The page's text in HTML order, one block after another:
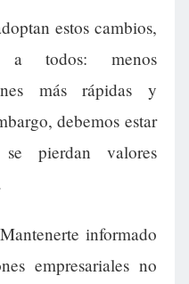
estos cambios,
a todos: menos
más rápidas y
debemos estar
pierdan valores
informado
empresariales no